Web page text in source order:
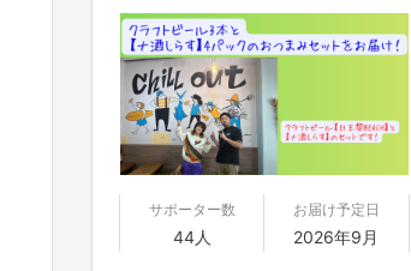
サポーター数
44人
お届け予定日
2026年9月